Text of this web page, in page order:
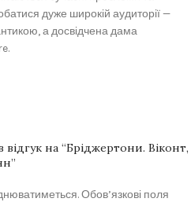
дуже широкій аудиторії —
а досвідчена дама
на “Бріджертони. Віконт,
Обов’язкові поля